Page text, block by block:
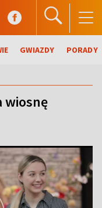
GWIAZDY PORADY
wiosnę